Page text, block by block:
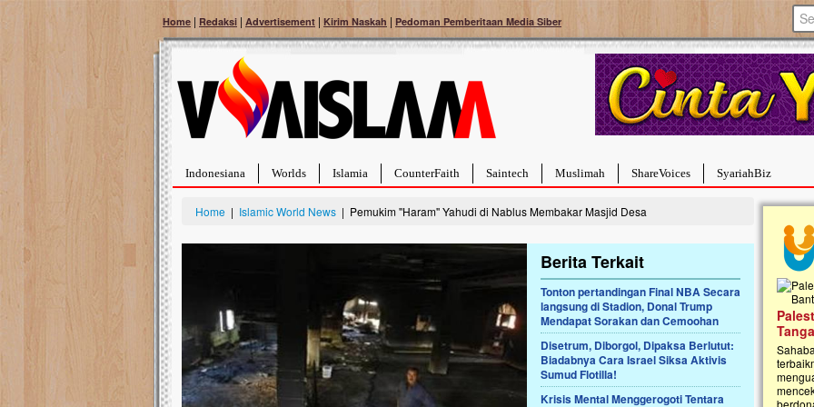
Home | Redaksi | Advertisement | Kirim Naskah | Pedoman Pemberitaan Media Siber
Indonesiana Worlds Islamia CounterFaith Saintech Muslimah ShareVoices SyariahBiz
Home | Islamic World News | Pemukim ''Haram'' Yahudi di Nablus Membakar Masjid Desa
Berita Terkait
Tonton pertandingan Final NBA Secara
langsung di Stadion, Donal Trump
Mendapat Sorakan dan Cemoohan
Disetrum, Diborgol, Dipaksa Berlutut:
Biadabnya Cara Israel Siksa Aktivis
Sumud Flotilla!
Krisis Mental Menggerogoti Tentara
Bantu Naura, Balita Hebat Sembuh Dari
Tumor Pembuluh Darah
Hidup Naura Salsabila dipenuhi dengan
rintangan yang sangat berat. Meskipun baru
berusia sepuluh bulan, bayi yang imut ini harus
menghadapi penyakit yang dahsyat, yaitu tumor
pembuluh darah berukuran...
Palestina Masih Berduka, Ayo Ulurkan
Tangan Bantu Mereka
Sahabat, Ulurtangan mari kirimkan dukungan
terbaikmu untuk warga Palestina di Gaza demi
menguatkan mereka menghadapi situasi
mencekam ini. Mari dukung mereka dengan
berdonasi dengan cara:...